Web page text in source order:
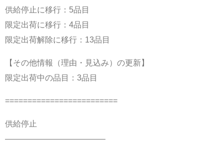
供給停止に移行：5品目
限定出荷に移行：4品目
限定出荷解除に移行：13品目
【その他情報（理由・見込み）の更新】
限定出荷中の品目：3品目
=========================
供給停止
————————————–